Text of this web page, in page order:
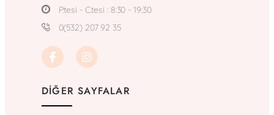
P.tesi - C.tesi : 8:30 - 19:30
0(532) 207 92 35
DIĞER SAYFALAR